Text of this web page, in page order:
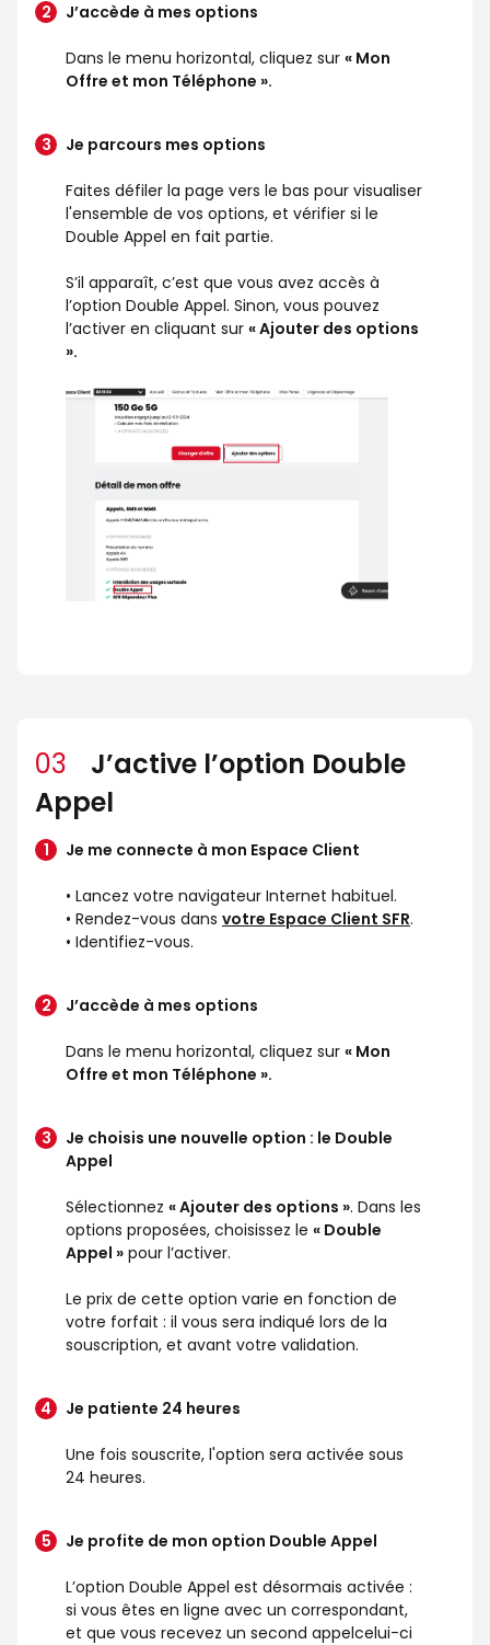
J’accède à mes options
Dans le menu horizontal, cliquez sur « Mon
Offre et mon Téléphone ».
Je parcours mes options
Faites défiler la page vers le bas pour visualiser
l'ensemble de vos options, et vérifier si le
Double Appel en fait partie.
S’il apparaît, c’est que vous avez accès à
l’option Double Appel. Sinon, vous pouvez
l’activer en cliquant sur « Ajouter des options
».
03
J’active l’option Double
Appel
Je me connecte à mon Espace Client
• Lancez votre navigateur Internet habituel.
• Rendez-vous dans votre Espace Client SFR.
• Identifiez-vous.
J’accède à mes options
Dans le menu horizontal, cliquez sur « Mon
Offre et mon Téléphone ».
Je choisis une nouvelle option : le Double
Appel
Sélectionnez « Ajouter des options ». Dans les
options proposées, choisissez le « Double
Appel » pour l’activer.
Le prix de cette option varie en fonction de
votre forfait : il vous sera indiqué lors de la
souscription, et avant votre validation.
Je patiente 24 heures
Une fois souscrite, l'option sera activée sous
24 heures.
Je profite de mon option Double Appel
L’option Double Appel est désormais activée :
si vous êtes en ligne avec un correspondant,
et que vous recevez un second appelcelui-ci